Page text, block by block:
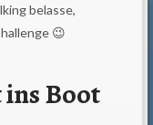
belasse,
😉
Boot